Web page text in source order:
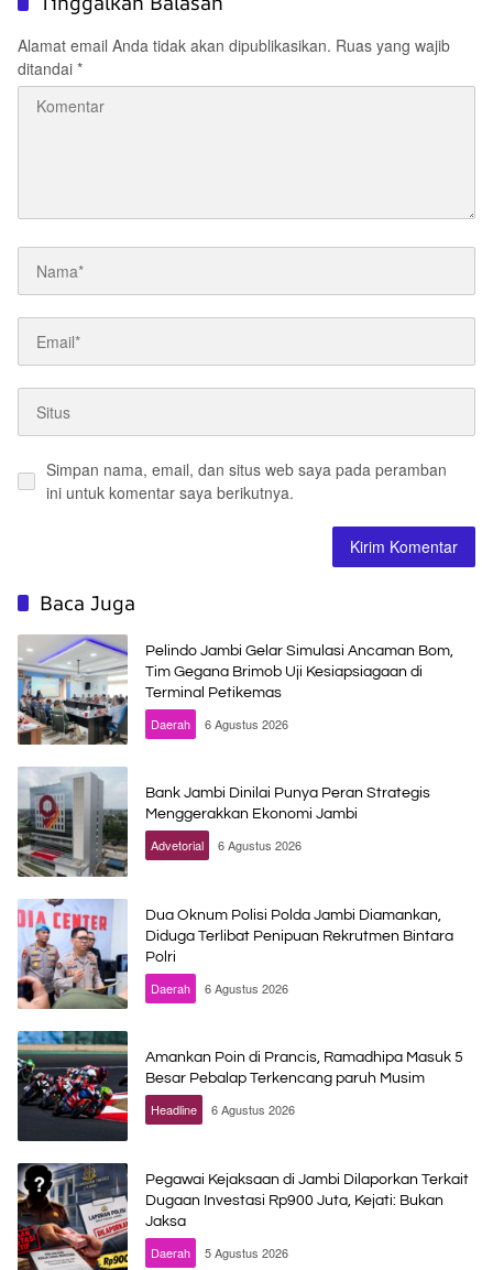
Alamat email Anda tidak akan dipublikasikan. Ruas yang wajib
ditandai *
Simpan nama, email, dan situs web saya pada peramban
ini untuk komentar saya berikutnya.
Baca Juga
Pelindo Jambi Gelar Simulasi Ancaman Bom,
Tim Gegana Brimob Uji Kesiapsiagaan di
Terminal Petikemas
Daerah 6 Agustus 2026
Bank Jambi Dinilai Punya Peran Strategis
Menggerakkan Ekonomi Jambi
Advetorial 6 Agustus 2026
Dua Oknum Polisi Polda Jambi Diamankan,
Diduga Terlibat Penipuan Rekrutmen Bintara
Polri
Daerah 6 Agustus 2026
Amankan Poin di Prancis, Ramadhipa Masuk 5
Besar Pebalap Terkencang paruh Musim
Headline 6 Agustus 2026
Pegawai Kejaksaan di Jambi Dilaporkan Terkait
Dugaan Investasi Rp900 Juta, Kejati: Bukan
Jaksa
Daerah 5 Agustus 2026